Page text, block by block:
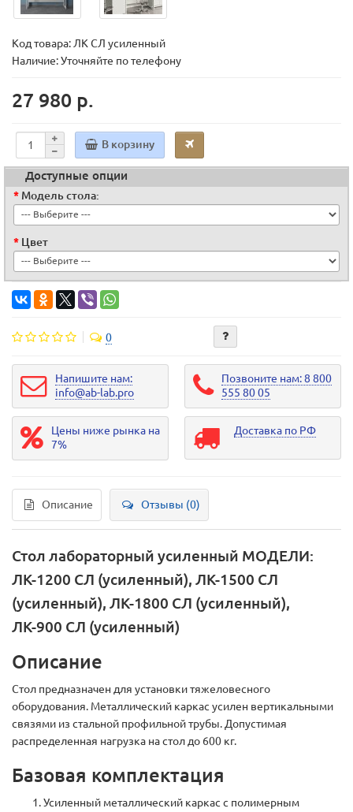
Код товара: ЛК СЛ усиленный
Наличие: Уточняйте по телефону
27 980 р.
В корзину
Доступные опции
Модель стола:
Цвет
0
Напишите нам:
info@ab-lab.pro
Позвоните нам: 8 800
555 80 05
Цены ниже рынка на
7%
Доставка по РФ
Описание Отзывы (0)
Стол лабораторный усиленный МОДЕЛИ:
ЛК-1200 СЛ (усиленный), ЛК-1500 СЛ
(усиленный), ЛК-1800 СЛ (усиленный),
ЛК-900 СЛ (усиленный)
Описание
Стол предназначен для установки тяжеловесного
оборудования. Металлический каркас усилен вертикальными
связями из стальной профильной трубы. Допустимая
распределенная нагрузка на стол до 600 кг.
Базовая комплектация
Усиленный металлический каркас с полимерным